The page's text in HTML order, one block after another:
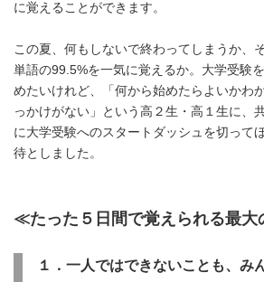
に覚えることができます。
この夏、何もしないで終わってしまうか、
単語の99.5%を一気に覚えるか。大学受験
めたいけれど、「何から始めたらよいかわ
っかけがない」という高２生・高１生に、
に大学受験へのスタートダッシュを切って
待としました。
≪たった５日間で覚えられる最
１．一人ではできないことも、み